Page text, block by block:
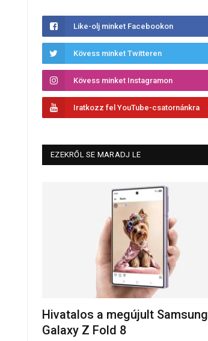
Like-olj minket Facebookon
Kövess minket Twitteren
Kövess minket Instagramon
Iratkozz fel YouTube-csatornánkra
EZEKRŐL SE MARADJ LE
Hivatalos a megújult Samsung
Galaxy Z Fold 8